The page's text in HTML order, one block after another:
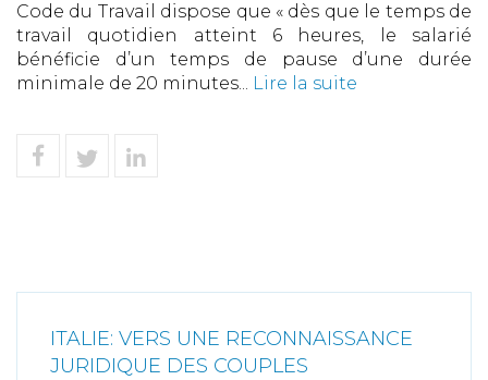
Code du Travail dispose que « dès que le temps de
travail quotidien atteint 6 heures, le salarié
bénéficie d’un temps de pause d’une durée
minimale de 20 minutes... Lire la suite
ITALIE: VERS UNE RECONNAISSANCE
JURIDIQUE DES COUPLES